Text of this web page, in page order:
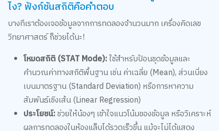
บางทีเราต้องเจอข้อมูลจากการทดลองจำนวนมาก เครื่องคิดเลข
วิทยาศาสตร์ ก็ช่วยได้นะ!
คำนวณค่าทางสถิติพื้นฐาน เช่น ค่าเฉลี่ย (Mean), ส่วนเบี่ยง
เบนมาตรฐาน (Standard Deviation) หรือการหาความ
สัมพันธ์เชิงเส้น (Linear Regression)
ประโยชน์:ช่วยให้น้องๆ เข้าใจแนวโน้มของข้อมูล หรือวิเคราะห์
ผลการทดลองในห้องแล็บได้รวดเร็วขึ้น แม้จะไม่ได้แสดง